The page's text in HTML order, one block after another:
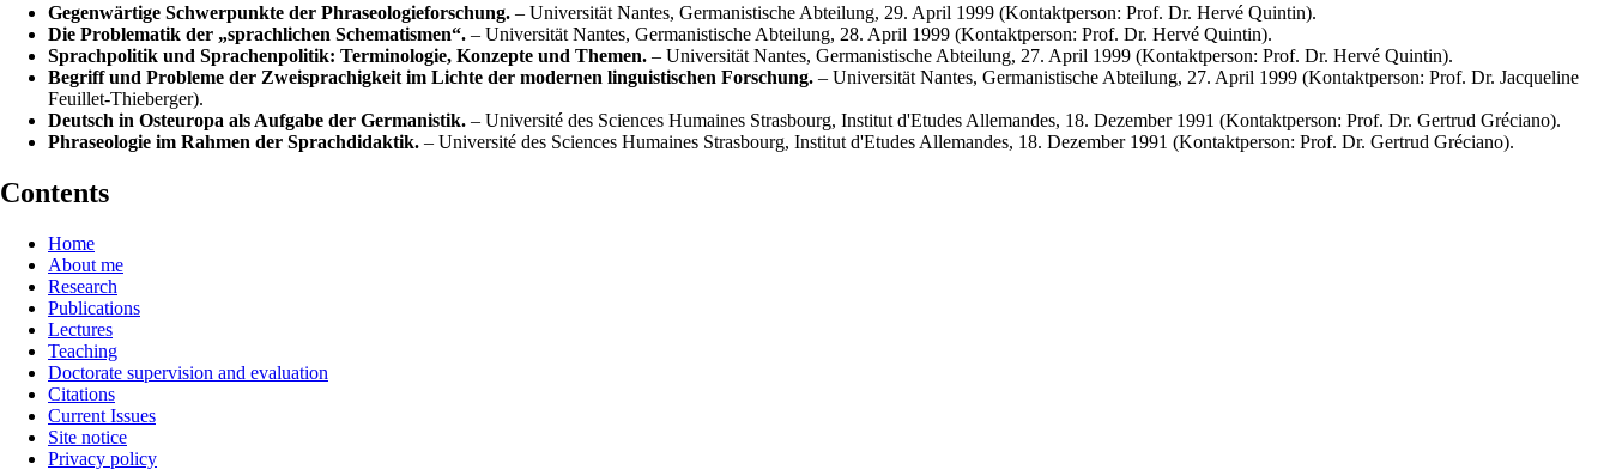
Gegenwärtige Schwerpunkte der Phraseologieforschung. – Universität Nantes, Germanistische Abteilung, 29. April 1999 (Kontaktperson: Prof. Dr. Hervé Quintin).
Die Problematik der „sprachlichen Schematismen“. – Universität Nantes, Germa­nistische Abteilung, 28. April 1999 (Kontaktperson: Prof. Dr. Hervé Quintin).
Sprachpolitik und Sprachenpolitik: Terminologie, Konzepte und Themen. – Universität Nantes, Germanistische Abteilung, 27. April 1999 (Kontaktperson: Prof. Dr. Hervé Quintin).
Begriff und Probleme der Zweisprachigkeit im Lichte der modernen linguistischen Forschung. – Universität Nantes, Germanistische Abteilung, 27. April 1999 (Kontaktper­son: Prof. Dr. Jacqueline
Feuillet-Thieberger).
Deutsch in Osteuropa als Aufgabe der Germanistik. – Université des Sciences Hu­maines Strasbourg, Institut d'Etudes Allemandes, 18. Dezember 1991 (Kontaktperson: Prof. Dr. Gertrud Gréciano).
Phraseologie im Rahmen der Sprachdidaktik. – Université des Sciences Humaines Strasbourg, Institut d'Etudes Allemandes, 18. Dezember 1991 (Kontaktperson: Prof. Dr. Gertrud Gréciano).
Contents
Home
About me
Research
Publications
Lectures
Teaching
Doctorate supervision and evaluation
Citations
Current Issues
Site notice
Privacy policy